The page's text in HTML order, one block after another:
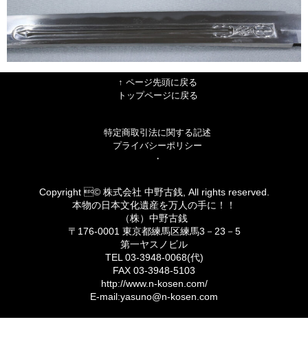
↑ ページ先頭に戻る
トップページに戻る
特定商取引法に関する記述
プライバシーポリシー
・
Copyright © 株式会社 中野古銭, All rights reserved.
本物の日本文化遺産を万人の手に！！
（株）中野古銭
〒176-0001 東京都練馬区練馬3－23－5
第一ヤスノビル
TEL 03-3948-0068(代)
FAX 03-3948-5103
http://www.n-kosen.com/
E-mail:yasuno@n-kosen.com